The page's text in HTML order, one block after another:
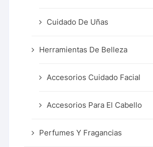
Cuidado De Uñas
Herramientas De Belleza
Accesorios Cuidado Facial
Accesorios Para El Cabello
Perfumes Y Fragancias